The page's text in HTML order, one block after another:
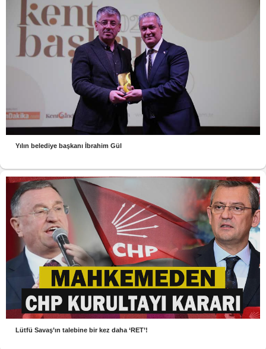
Yılın belediye başkanı İbrahim Gül
Lütfü Savaş’ın talebine bir kez daha ‘RET’!